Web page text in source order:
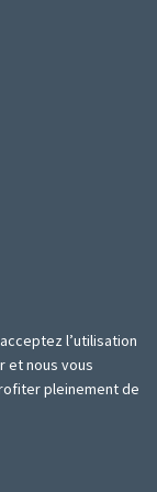
l’utilisation
et nous vous
pleinement de